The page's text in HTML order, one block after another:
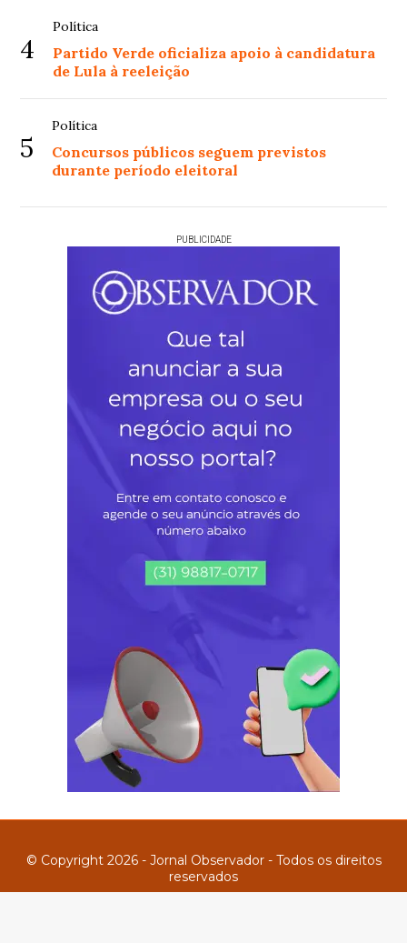
4
Política
Partido Verde oficializa apoio à candidatura
de Lula à reeleição
5
Política
Concursos públicos seguem previstos
durante período eleitoral
PUBLICIDADE
© Copyright 2026 - Jornal Observador - Todos os direitos
reservados